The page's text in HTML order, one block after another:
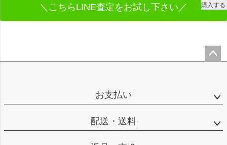
購入する
＼こちらLINE査定をお試し下さい／
お支払い
配送・送料